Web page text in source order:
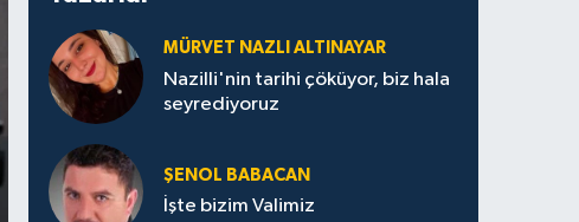
MÜRVET NAZLI ALTINAYAR
Nazilli'nin tarihi çöküyor, biz hala
seyrediyoruz
ŞENOL BABACAN
İşte bizim Valimiz